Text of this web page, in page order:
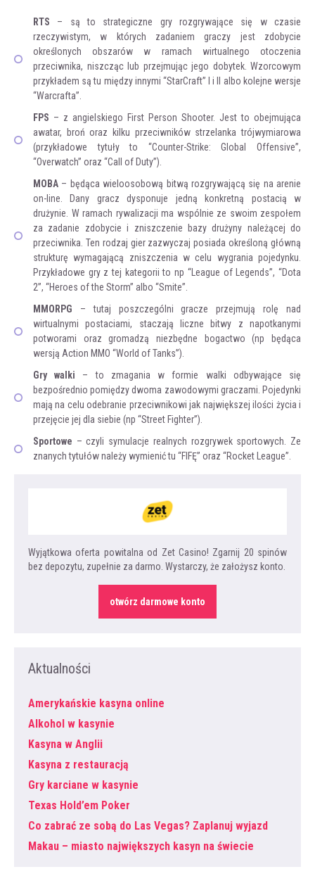
RTS – są to strategiczne gry rozgrywające się w czasie
rzeczywistym, w których zadaniem graczy jest zdobycie
określonych obszarów w ramach wirtualnego otoczenia
przeciwnika, niszcząc lub przejmując jego dobytek. Wzorcowym
przykładem są tu między innymi “StarCraft” I i II albo kolejne wersje
“Warcrafta”.
FPS – z angielskiego First Person Shooter. Jest to obejmująca
awatar, broń oraz kilku przeciwników strzelanka trójwymiarowa
(przykładowe tytuły to “Counter-Strike: Global Offensive”,
“Overwatch” oraz “Call of Duty”).
MOBA – będąca wieloosobową bitwą rozgrywającą się na arenie
on-line. Dany gracz dysponuje jedną konkretną postacią w
drużynie. W ramach rywalizacji ma wspólnie ze swoim zespołem
za zadanie zdobycie i zniszczenie bazy drużyny należącej do
przeciwnika. Ten rodzaj gier zazwyczaj posiada określoną główną
strukturę wymagającą zniszczenia w celu wygrania pojedynku.
Przykładowe gry z tej kategorii to np “League of Legends”, “Dota
2”, “Heroes of the Storm” albo “Smite”.
MMORPG – tutaj poszczególni gracze przejmują rolę nad
wirtualnymi postaciami, staczają liczne bitwy z napotkanymi
potworami oraz gromadzą niezbędne bogactwo (np będąca
wersją Action MMO “World of Tanks”).
Gry walki – to zmagania w formie walki odbywające się
bezpośrednio pomiędzy dwoma zawodowymi graczami. Pojedynki
mają na celu odebranie przeciwnikowi jak największej ilości życia i
przejęcie jej dla siebie (np “Street Fighter”).
Sportowe – czyli symulacje realnych rozgrywek sportowych. Ze
znanych tytułów należy wymienić tu “FIFĘ” oraz “Rocket League”.
Wyjątkowa oferta powitalna od Zet Casino! Zgarnij 20 spinów
bez depozytu, zupełnie za darmo. Wystarczy, że założysz konto.
otwórz darmowe konto
Aktualności
Amerykańskie kasyna online
Alkohol w kasynie
Kasyna w Anglii
Kasyna z restauracją
Gry karciane w kasynie
Texas Hold’em Poker
Co zabrać ze sobą do Las Vegas? Zaplanuj wyjazd
Makau – miasto największych kasyn na świecie